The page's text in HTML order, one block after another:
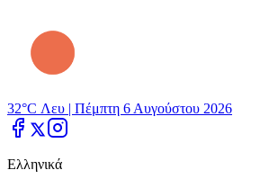
32°C Λευ | Πέμπτη 6 Αυγούστου 2026
Ελληνικά